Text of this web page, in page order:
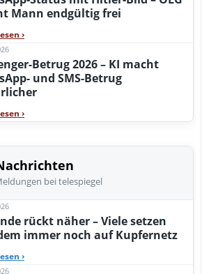
Mann endgültig frei
›
Betrug 2026 – KI macht
und SMS-Betrug
›
bei telespiegel
rückt näher – Viele setzen
immer noch auf Kupfernetz
›